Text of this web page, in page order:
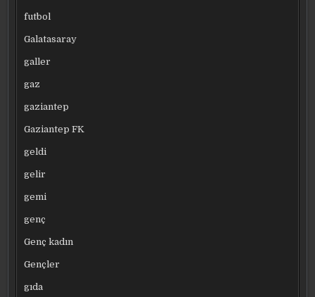
futbol
Galatasaray
galler
gaz
gaziantep
Gaziantep FK
geldi
gelir
gemi
genç
Genç kadın
Gençler
gıda